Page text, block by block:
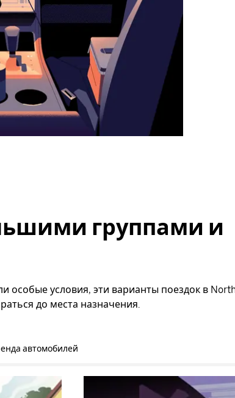
группами и
особые условия, эти варианты поездок в
до места назначения.
автомобилей